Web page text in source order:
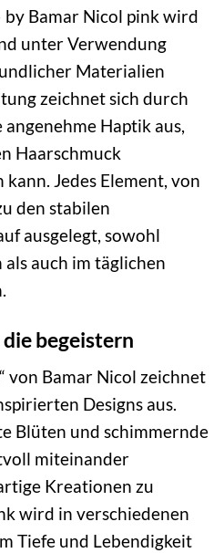
by Bamar Nicol pink wird
unter Verwendung
Materialien
zeichnet sich durch
Haptik aus,
Haarschmuck
Jedes Element, von
den stabilen
ausgelegt, sowohl
auch im täglichen
begeistern
von Bamar Nicol zeichnet
Designs aus.
Blüten und schimmernde
miteinander
Kreationen zu
wird in verschiedenen
Tiefe und Lebendigkeit